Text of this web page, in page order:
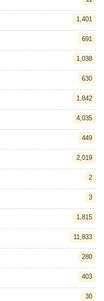
1,401
691
1,038
630
1,842
4,035
449
2,019
2
3
1,815
11,833
280
403
30